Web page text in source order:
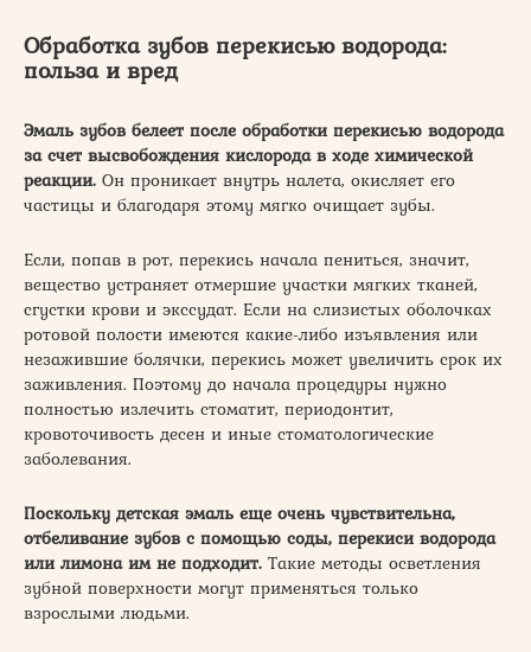
Обработка зубов перекисью водорода:
польза и вред
Эмаль зубов белеет после обработки перекисью водорода
за счет высвобождения кислорода в ходе химической
реакции. Он проникает внутрь налета, окисляет его
частицы и благодаря этому мягко очищает зубы.
Если, попав в рот, перекись начала пениться, значит,
вещество устраняет отмершие участки мягких тканей,
сгустки крови и экссудат. Если на слизистых оболочках
ротовой полости имеются какие-либо изъявления или
незажившие болячки, перекись может увеличить срок их
заживления. Поэтому до начала процедуры нужно
полностью излечить стоматит, периодонтит,
кровоточивость десен и иные стоматологические
заболевания.
Поскольку детская эмаль еще очень чувствительна,
отбеливание зубов с помощью соды, перекиси водорода
или лимона им не подходит. Такие методы осветления
зубной поверхности могут применяться только
взрослыми людьми.